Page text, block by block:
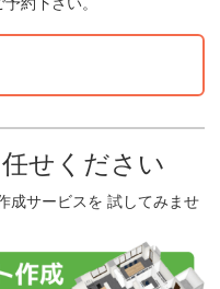
せください
成サービスを 試してみませ